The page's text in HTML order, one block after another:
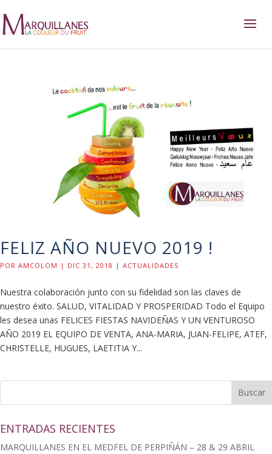
FELIZ AÑO NUEVO 2019 !
POR AMCOLOM | DIC 31, 2018 | ACTUALIDADES
Nuestra colaboración junto con su fidelidad son las claves de
nuestro éxito. SALUD, VITALIDAD Y PROSPERIDAD Todo el Equipo
les desea unas FELICES FIESTAS NAVIDEÑAS Y UN VENTUROSO
AÑO 2019 EL EQUIPO DE VENTA, ANA-MARIA, JUAN-FELIPE, ATEF,
CHRISTELLE, HUGUES, LAETITIA Y...
ENTRADAS RECIENTES
MARQUILLANES EN EL MEDFEL DE PERPIÑÁN – 28 & 29 ABRIL